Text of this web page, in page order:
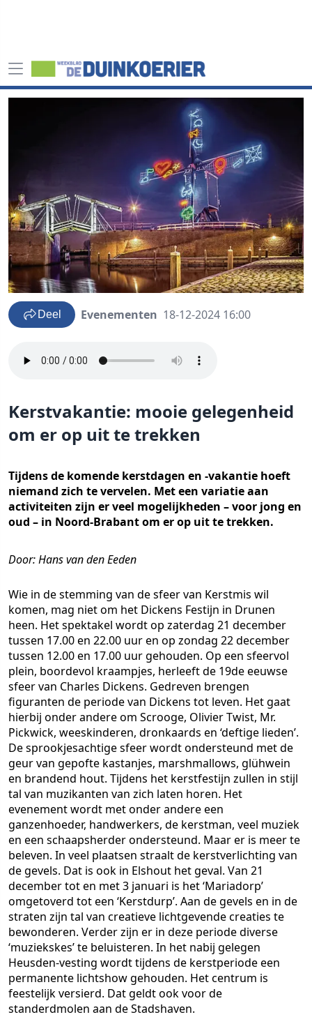
Deel Evenementen 18-12-2024 16:00
Kerstvakantie: mooie gelegenheid
om er op uit te trekken
Tijdens de komende kerstdagen en -vakantie hoeft
niemand zich te vervelen. Met een variatie aan
activiteiten zijn er veel mogelijkheden – voor jong en
oud – in Noord-Brabant om er op uit te trekken.
Door: Hans van den Eeden
Wie in de stemming van de sfeer van Kerstmis wil
komen, mag niet om het Dickens Festijn in Drunen
heen. Het spektakel wordt op zaterdag 21 december
tussen 17.00 en 22.00 uur en op zondag 22 december
tussen 12.00 en 17.00 uur gehouden. Op een sfeervol
plein, boordevol kraampjes, herleeft de 19de eeuwse
sfeer van Charles Dickens. Gedreven brengen
figuranten de periode van Dickens tot leven. Het gaat
hierbij onder andere om Scrooge, Olivier Twist, Mr.
Pickwick, weeskinderen, dronkaards en ‘deftige lieden’.
De sprookjesachtige sfeer wordt ondersteund met de
geur van gepofte kastanjes, marshmallows, glühwein
en brandend hout. Tijdens het kerstfestijn zullen in stijl
tal van muzikanten van zich laten horen. Het
evenement wordt met onder andere een
ganzenhoeder, handwerkers, de kerstman, veel muziek
en een schaapsherder ondersteund. Maar er is meer te
beleven. In veel plaatsen straalt de kerstverlichting van
de gevels. Dat is ook in Elshout het geval. Van 21
december tot en met 3 januari is het ‘Mariadorp’
omgetoverd tot een ‘Kerstdurp’. Aan de gevels en in de
straten zijn tal van creatieve lichtgevende creaties te
bewonderen. Verder zijn er in deze periode diverse
‘muziekskes’ te beluisteren. In het nabij gelegen
Heusden-vesting wordt tijdens de kerstperiode een
permanente lichtshow gehouden. Het centrum is
feestelijk versierd. Dat geldt ook voor de
standerdmolen aan de Stadshaven.